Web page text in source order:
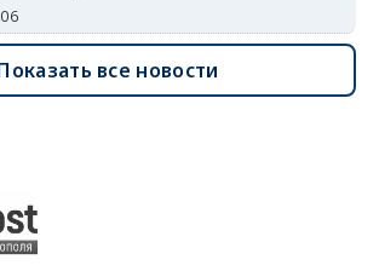
все новости